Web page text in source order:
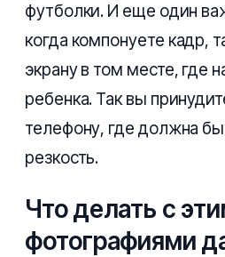
футболки. И еще один
когда компонуете кадр,
экрану в том месте, где
ребенка. Так вы
телефону, где должна
резкость.
Что делать с
фотографиями